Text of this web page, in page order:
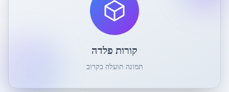
קורות פלדה
תמונה תועלה בקרוב